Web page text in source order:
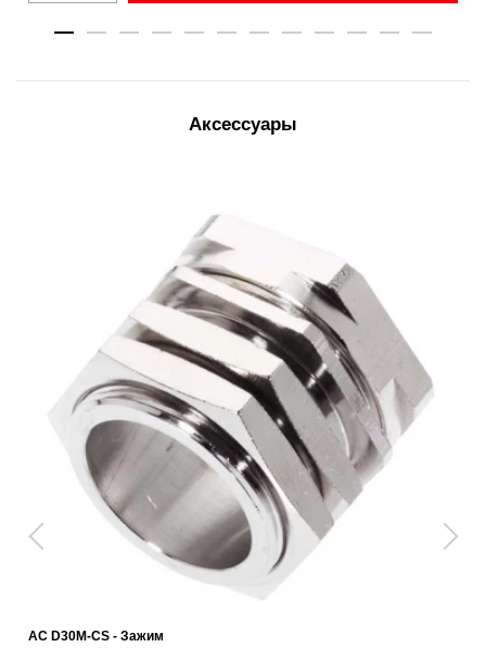
Аксессуары
AC D30M-CS - Зажим